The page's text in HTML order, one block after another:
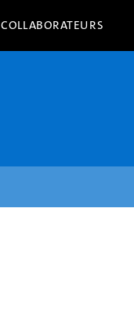
COLLABORATEURS